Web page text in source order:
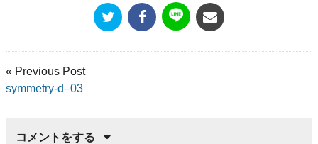
« Previous Post
symmetry-d–03
コメントをする